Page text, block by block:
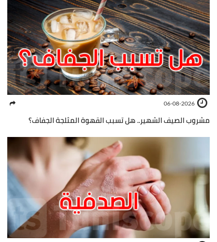
06-08-2026
مشروب الصيف الشهير.. هل تسبب القهوة المثلجة الجفاف؟